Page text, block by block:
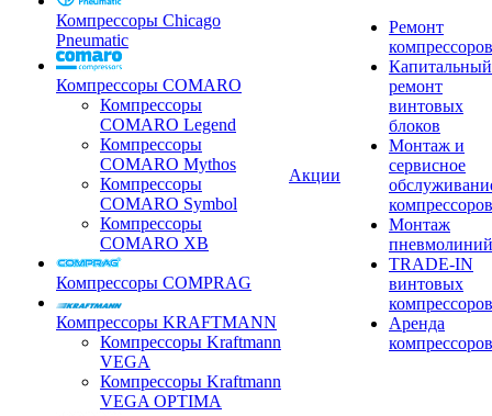
Компрессоры Chicago
Pneumatic
Компрессоры COMARO
Компрессоры
COMARO Legend
Компрессоры
COMARO Mythos
Компрессоры
COMARO Symbol
Компрессоры
COMARO XB
Компрессоры COMPRAG
Компрессоры KRAFTMANN
Компрессоры Kraftmann
VEGA
Компрессоры Kraftmann
VEGA OPTIMA
Акции
Ремонт
компрессоров
Капитальный
ремонт
винтовых
блоков
Монтаж и
сервисное
компрессоров
Монтаж
пневмолиний
TRADE-IN
винтовых
компрессоров
Аренда
компрессоров